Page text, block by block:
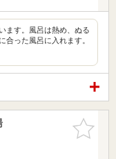
ます。風呂は熱め、ぬる
合った風呂に入れます。
お気に入
りに追加